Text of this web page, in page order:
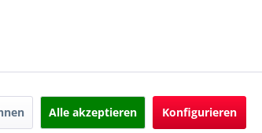
Alle akzeptieren Konfigurieren